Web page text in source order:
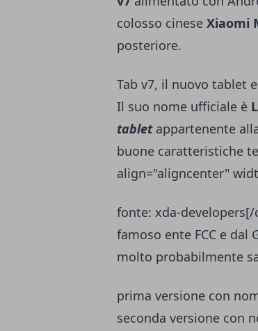
colosso cinese Xiaomi
posteriore.
Tab v7, il nuovo tablet
Il suo nome ufficiale è
tablet appartenente
buone caratteristiche
align="aligncenter"
fonte: xda-
famoso ente FCC e dal
molto probabilmente
prima versione con
seconda versione con